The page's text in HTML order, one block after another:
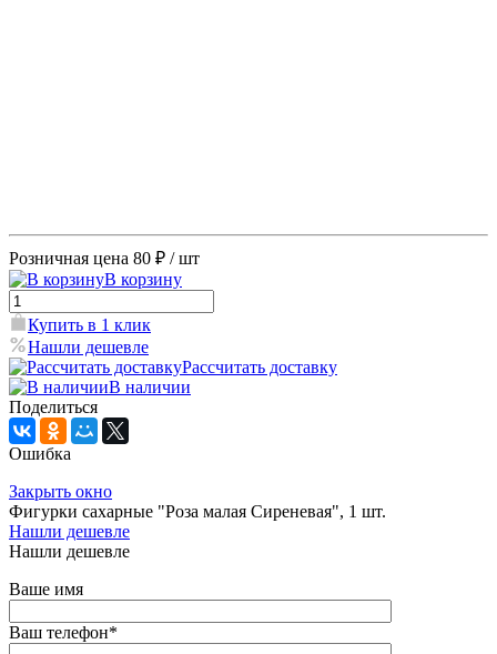
Розничная цена 80 ₽ / шт
В корзину
Купить в 1 клик
Нашли дешевле
Рассчитать доставку
В наличии
Поделиться
Ошибка
Закрыть окно
Фигурки сахарные "Роза малая Сиреневая", 1 шт.
Нашли дешевле
Нашли дешевле
Ваше имя
Ваш телефон*